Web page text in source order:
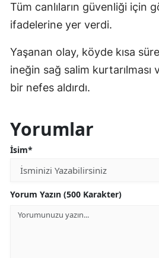
Tüm canlıların güvenliği için
ifadelerine yer verdi.
Yaşanan olay, köyde kısa
ineğin sağ salim kurtarılması
bir nefes aldırdı.
Yorumlar
İsim*
Yorum Yazın (500 Karakter)